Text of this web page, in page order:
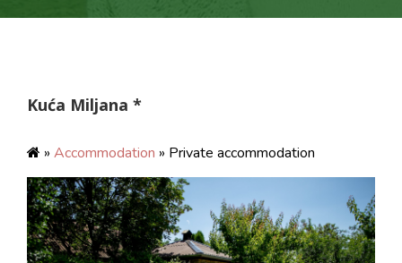
Kuća Miljana *
» Accommodation » Private accommodation